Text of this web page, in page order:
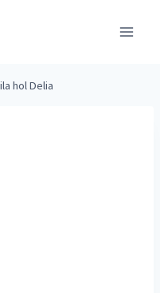
hol Delia